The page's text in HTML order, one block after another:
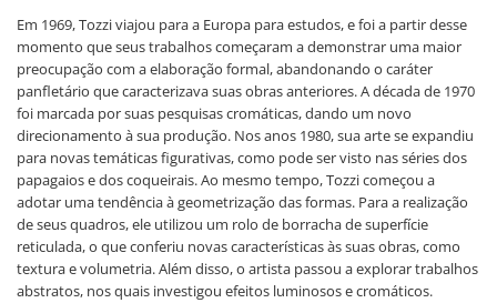
Em 1969, Tozzi viajou para a Europa para estudos, e foi a partir desse
momento que seus trabalhos começaram a demonstrar uma maior
preocupação com a elaboração formal, abandonando o caráter
panfletário que caracterizava suas obras anteriores. A década de 1970
foi marcada por suas pesquisas cromáticas, dando um novo
direcionamento à sua produção. Nos anos 1980, sua arte se expandiu
para novas temáticas figurativas, como pode ser visto nas séries dos
papagaios e dos coqueirais. Ao mesmo tempo, Tozzi começou a
adotar uma tendência à geometrização das formas. Para a realização
de seus quadros, ele utilizou um rolo de borracha de superfície
reticulada, o que conferiu novas características às suas obras, como
textura e volumetria. Além disso, o artista passou a explorar trabalhos
abstratos, nos quais investigou efeitos luminosos e cromáticos.